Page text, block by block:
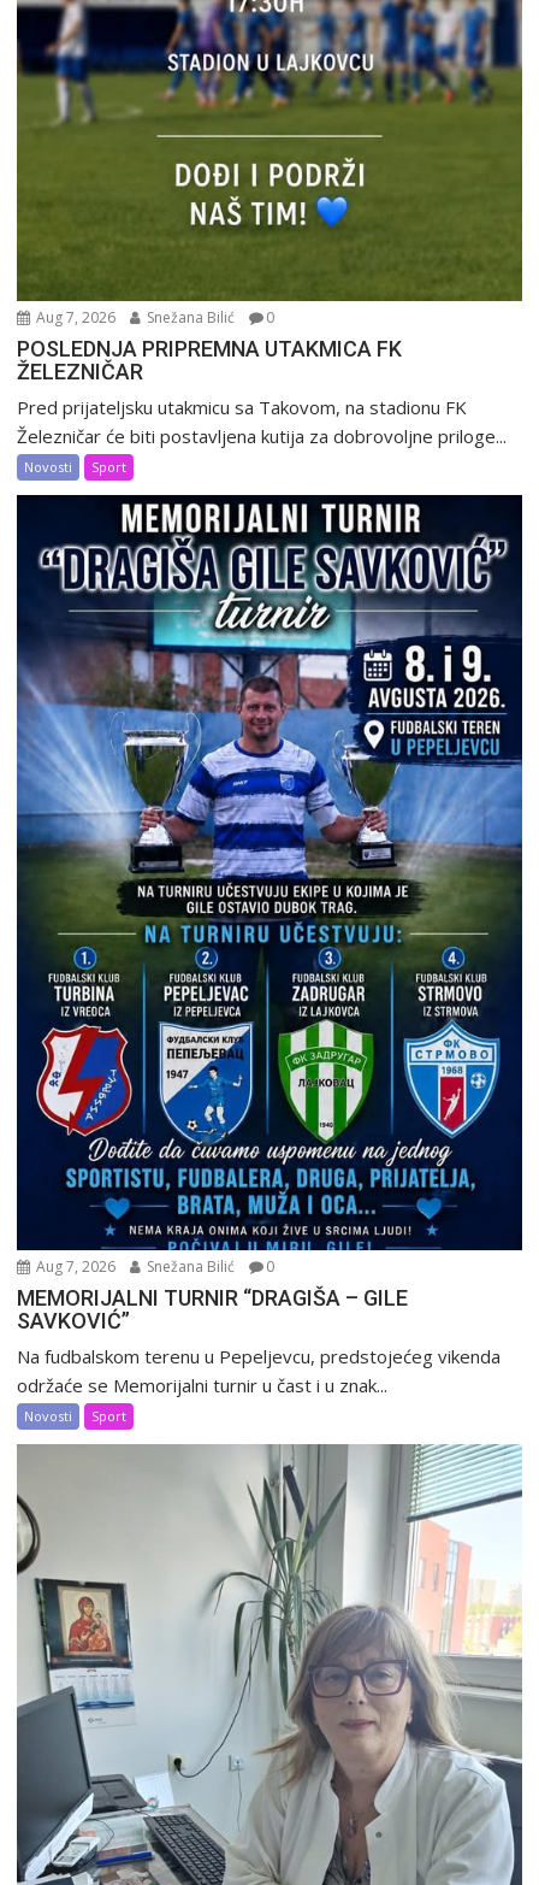
Aug 7, 2026 Snežana Bilić 0
POSLEDNJA PRIPREMNA UTAKMICA FK
ŽELEZNIČAR
Pred prijateljsku utakmicu sa Takovom, na stadionu FK
Železničar će biti postavljena kutija za dobrovoljne priloge...
Novosti Sport
Aug 7, 2026 Snežana Bilić 0
MEMORIJALNI TURNIR “DRAGIŠA – GILE
SAVKOVIĆ”
Na fudbalskom terenu u Pepeljevcu, predstojećeg vikenda
održaće se Memorijalni turnir u čast i u znak...
Novosti Sport